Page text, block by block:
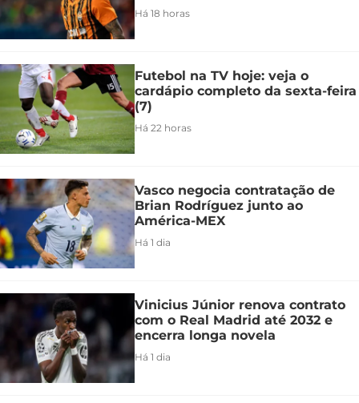
Há 18 horas
Futebol na TV hoje: veja o
cardápio completo da sexta-feira
(7)
Há 22 horas
Vasco negocia contratação de
Brian Rodríguez junto ao
América-MEX
Há 1 dia
Vinicius Júnior renova contrato
com o Real Madrid até 2032 e
encerra longa novela
Há 1 dia